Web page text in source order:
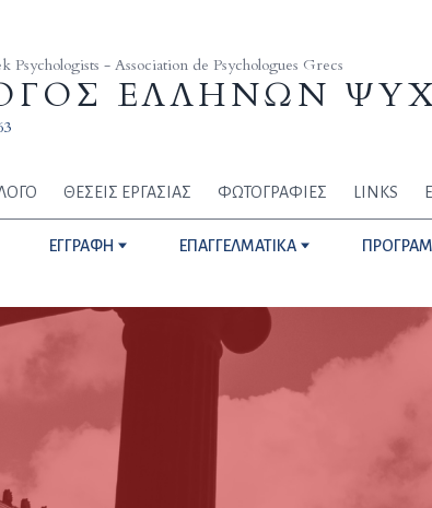
Psychologists - Association de Psychologues Grecs
ΕΛΛΗΝΩΝ
ΘΕΣΕΙΣ ΕΡΓΑΣΙΑΣ ΦΩΤΟΓΡΑΦΙΕΣ LINKS
ΕΓΓΡΑΦΗ ΕΠΑΓΓΕΛΜΑΤΙΚΑ